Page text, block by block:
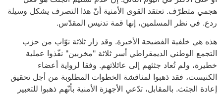
هجمي متطرّف. تعتقد القوى الأمنية أنّ هذا التصرف يشكل وسيلة
ردع. في نظر المسلمين، إنها قمة تدنيس المقدّس.
هذه هي خلفية الفضيحة الأخيرة. وقد زار ثلاثة نوّاب من حزب
التجمع الوطني الديمقراطي أسر ثلاثة "مخربين" نفّذوا عملية
خطيرة، ولم تُعاد جثثهم إلى عائلاتهم. وفقا لرواية أعضاء
الكنيست، فقد ذهبوا لمناقشة الخطوات المطلوبة من أجل تحقيق
إعادة الجثث. بالمقابل، تدّعي الأجهزة الأمنية بأنّهم ذهبوا للتعبير